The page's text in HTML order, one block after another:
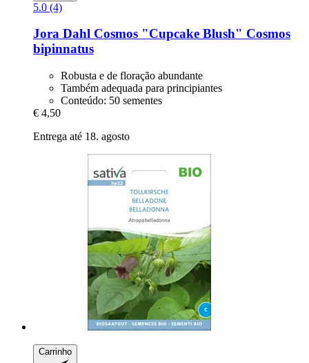
5.0 (4)
Jora Dahl Cosmos "Cupcake Blush" Cosmos
bipinnatus
Robusta e de floração abundante
Também adequada para principiantes
Conteúdo: 50 sementes
€ 4,50
Entrega até 18. agosto
Carrinho